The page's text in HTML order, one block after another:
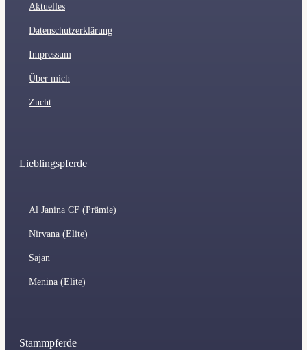
Aktuelles
Datenschutzerklärung
Impressum
Über mich
Zucht
Lieblingspferde
Al Janina CF (Prämie)
Nirvana (Elite)
Sajan
Menina (Elite)
Stammpferde